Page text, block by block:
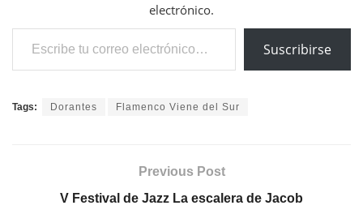
electrónico.
Escribe tu correo electrónico…
Suscribirse
Tags: Dorantes Flamenco Viene del Sur
Previous Post
V Festival de Jazz La escalera de Jacob